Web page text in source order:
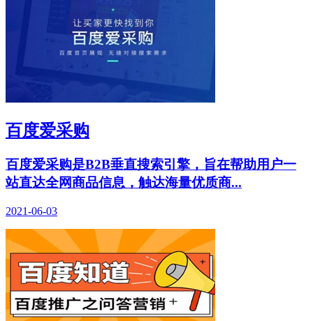
百度爱采购
百度爱采购是B2B垂直搜索引擎，旨在帮助用户一
站直达全网商品信息，触达海量优质商...
2021-06-03